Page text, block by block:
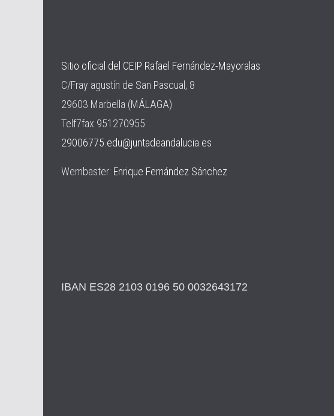
Sitio oficial del CEIP Rafael Fernández-Mayoralas
C/Fray agustín de San Pascual, 8
29603 Marbella (MÁLAGA)
Telf7fax 951270955
29006775.edu@juntadeandalucia.es
Wembaster: Enrique Fernández Sánchez
IBAN ES28 2103 0196 50 0032643172